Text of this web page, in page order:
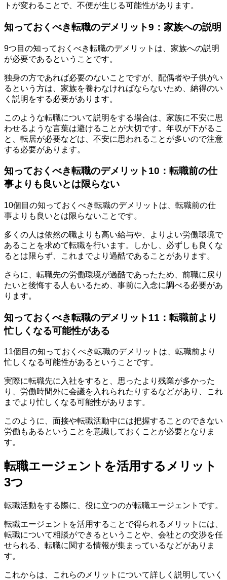
トが変わることで、不便が生じる可能性があります。
知っておくべき転職のデメリット9：家族への説明
9つ目の知っておくべき転職のデメリットは、家族への説明
が必要であるということです。
独身の方であれば必要のないことですが、配偶者や子供がい
るという方は、家族を養わなければならないため、納得のい
く説明をする必要があります。
このような転職について説明をする場合は、家族に不安に思
わせるような言葉は避けることが大切です。年収が下がるこ
と、転居が必要などは、不安に思われることが多いので注意
する必要があります。
知っておくべき転職のデメリット10：転職前の仕
事よりも良いとは限らない
10個目の知っておくべき転職のデメリットは、転職前の仕
事よりも良いとは限らないことです。
多くの人は依然の職よりも高い給与や、よりよい労働環境で
あることを求めて転職を行います。しかし、必ずしも良くな
るとは限らず、これまでより過酷であることがあります。
さらに、転職先の労働環境が過酷であったため、前職に戻り
たいと後悔する人もいるため、事前に入念に調べる必要があ
ります。
知っておくべき転職のデメリット11：転職前より
忙しくなる可能性がある
11個目の知っておくべき転職のデメリットは、転職前より
忙しくなる可能性があるということです。
実際に転職先に入社をすると、思ったより残業が多かった
り、労働時間外に会議を入れられたりするなどがあり、これ
までより忙しくなる可能性があります。
このように、面接や転職活動中には把握することのできない
労働もあるということを意識しておくことが必要となりま
す。
転職エージェントを活用するメリット
3つ
転職活動をする際に、役に立つのが転職エージェントです。
転職エージェントを活用することで得られるメリットには、
転職について相談ができるということや、会社との交渉を任
せられる、転職に関する情報が集まっているなどがありま
す。
これからは、これらのメリットについて詳しく説明していく